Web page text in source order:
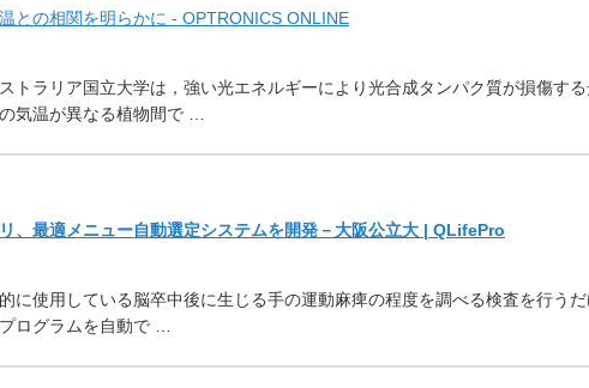
との相関を明らかに - OPTRONICS ONLINE
トラリア国立大学は， 強い光エネルギーにより光合成タンパク質が損傷す
気温が異なる植物間で …
、 最適メニュー自動選定システムを開発－大阪公立大 | QLifePro
に使用している脳卒中後に生じる手の運動麻痺の程度を調べる検査を行う
ログラムを自動で …